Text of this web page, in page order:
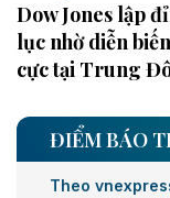
Dow Jones lập
lục nhờ diễn
cực tại Trung
ĐIỂM BÁO
Theo